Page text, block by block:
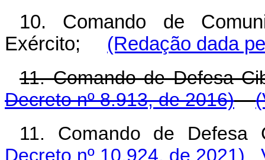
10. Comando de
Exército; (Redação dada
11. Comando de
Decreto nº 8.913, de 2016)
11. Comando de
Decreto nº 10.924, de 2021)